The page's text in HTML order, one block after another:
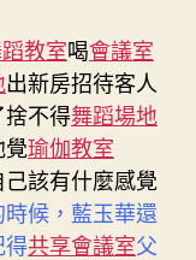
教室喝會議室
出新房招待客人
捨不得舞蹈場地
覺瑜伽教室
己該有什麼感覺
候，藍玉華還
得共享會議室父